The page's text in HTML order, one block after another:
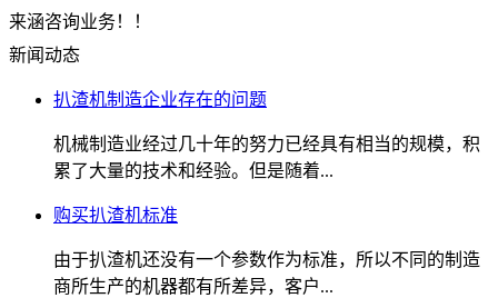
来涵咨询业务！！
新闻动态
扒渣机制造企业存在的问题
机械制造业经过几十年的努力已经具有相当的规模，积
累了大量的技术和经验。但是随着...
购买扒渣机标准
由于扒渣机还没有一个参数作为标准，所以不同的制造
商所生产的机器都有所差异，客户...